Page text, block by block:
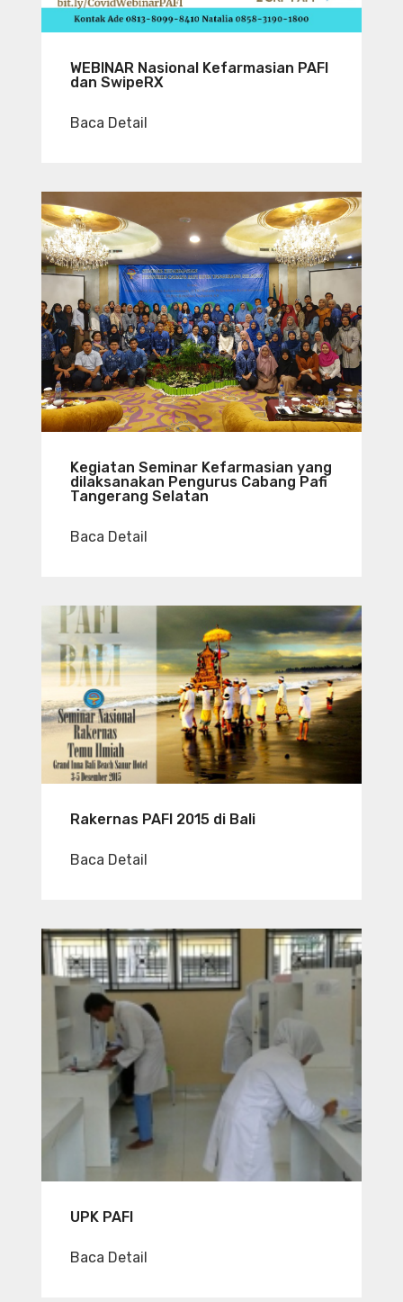
WEBINAR Nasional Kefarmasian PAFI
dan SwipeRX
Baca Detail
Kegiatan Seminar Kefarmasian yang
dilaksanakan Pengurus Cabang Pafi
Tangerang Selatan
Baca Detail
Rakernas PAFI 2015 di Bali
Baca Detail
UPK PAFI
Baca Detail